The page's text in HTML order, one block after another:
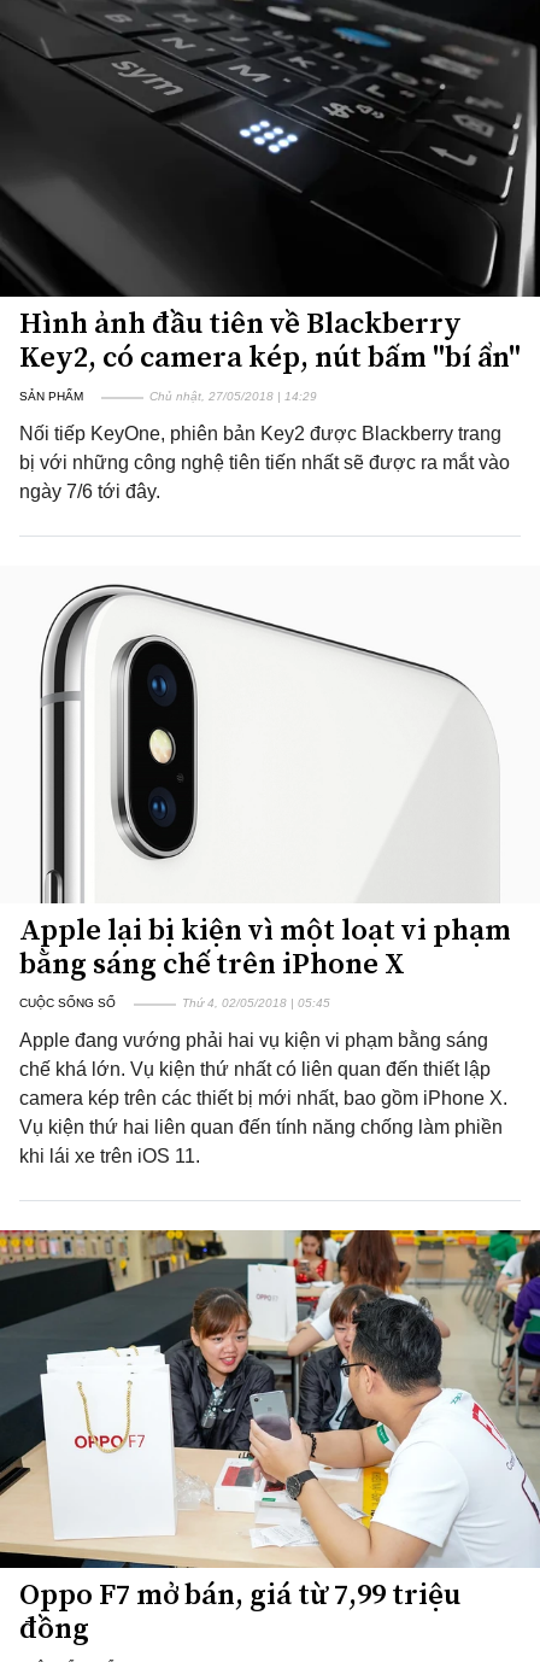
Hình ảnh đầu tiên về Blackberry
Key2, có camera kép, nút bấm "bí ẩn"
SẢN PHẨM Chủ nhật, 27/05/2018 | 14:29
Nối tiếp KeyOne, phiên bản Key2 được Blackberry trang
bị với những công nghệ tiên tiến nhất sẽ được ra mắt vào
ngày 7/6 tới đây.
Apple lại bị kiện vì một loạt vi phạm
bằng sáng chế trên iPhone X
CUỘC SỐNG SỐ Thứ 4, 02/05/2018 | 05:45
Apple đang vướng phải hai vụ kiện vi phạm bằng sáng
chế khá lớn. Vụ kiện thứ nhất có liên quan đến thiết lập
camera kép trên các thiết bị mới nhất, bao gồm iPhone X.
Vụ kiện thứ hai liên quan đến tính năng chống làm phiền
khi lái xe trên iOS 11.
Oppo F7 mở bán, giá từ 7,99 triệu
đồng